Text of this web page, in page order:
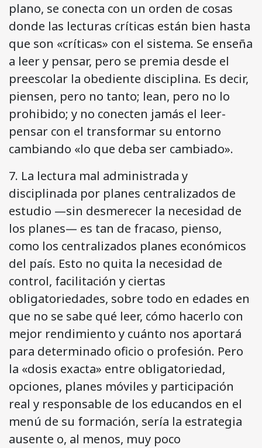
plano, se conecta con un orden de cosas
donde las lecturas críticas están bien hasta
que son «críticas» con el sistema. Se enseña
a leer y pensar, pero se premia desde el
preescolar la obediente disciplina. Es decir,
piensen, pero no tanto; lean, pero no lo
prohibido; y no conecten jamás el leer-
pensar con el transformar su entorno
cambiando «lo que deba ser cambiado».
7. La lectura mal administrada y
disciplinada por planes centralizados de
estudio —sin desmerecer la necesidad de
los planes— es tan de fracaso, pienso,
como los centralizados planes económicos
del país. Esto no quita la necesidad de
control, facilitación y ciertas
obligatoriedades, sobre todo en edades en
que no se sabe qué leer, cómo hacerlo con
mejor rendimiento y cuánto nos aportará
para determinado oficio o profesión. Pero
la «dosis exacta» entre obligatoriedad,
opciones, planes móviles y participación
real y responsable de los educandos en el
menú de su formación, sería la estrategia
ausente o, al menos, muy poco